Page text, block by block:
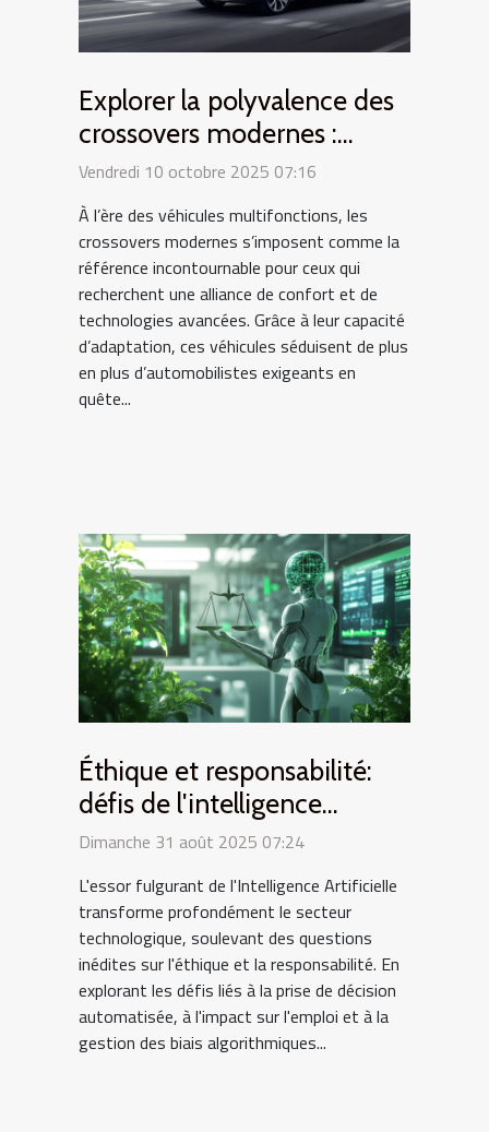
Explorer la polyvalence des
crossovers modernes :
confort et technologie au
rendez-vous
Vendredi 10 octobre 2025 07:16
À l’ère des véhicules multifonctions, les
crossovers modernes s’imposent comme la
référence incontournable pour ceux qui
recherchent une alliance de confort et de
technologies avancées. Grâce à leur capacité
d’adaptation, ces véhicules séduisent de plus
en plus d’automobilistes exigeants en
quête...
Éthique et responsabilité:
défis de l'intelligence
artificielle dans le secteur
Dimanche 31 août 2025 07:24
L'essor fulgurant de l'Intelligence Artificielle
transforme profondément le secteur
technologique, soulevant des questions
inédites sur l'éthique et la responsabilité. En
explorant les défis liés à la prise de décision
automatisée, à l'impact sur l'emploi et à la
gestion des biais algorithmiques...